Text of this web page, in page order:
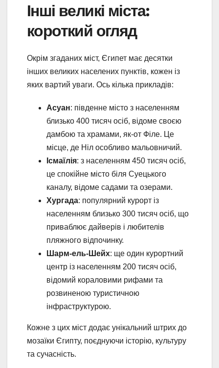
Інші великі міста:
короткий огляд
Окрім згаданих міст, Єгипет має десятки
інших великих населених пунктів, кожен із
яких вартий уваги. Ось кілька прикладів:
Асуан: південне місто з населенням
близько 400 тисяч осіб, відоме своєю
дамбою та храмами, як-от Філе. Це
місце, де Ніл особливо мальовничий.
Ісмаїлія: з населенням 450 тисяч осіб,
це спокійне місто біля Суецького
каналу, відоме садами та озерами.
Хургада: популярний курорт із
населенням близько 300 тисяч осіб, що
приваблює дайверів і любителів
пляжного відпочинку.
Шарм-ель-Шейх: ще один курортний
центр із населенням 200 тисяч осіб,
відомий кораловими рифами та
розвиненою туристичною
інфраструктурою.
Кожне з цих міст додає унікальний штрих до
мозаїки Єгипту, поєднуючи історію, культуру
та сучасність.